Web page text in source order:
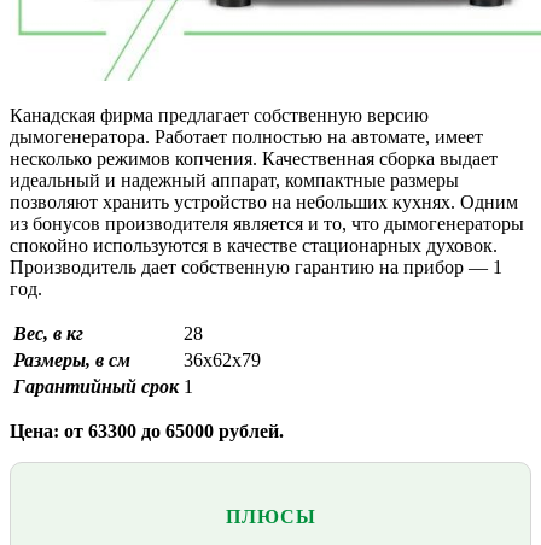
Канадская фирма предлагает собственную версию
дымогенератора. Работает полностью на автомате, имеет
несколько режимов копчения. Качественная сборка выдает
идеальный и надежный аппарат, компактные размеры
позволяют хранить устройство на небольших кухнях. Одним
из бонусов производителя является и то, что дымогенераторы
спокойно используются в качестве стационарных духовок.
Производитель дает собственную гарантию на прибор — 1
год.
Вес, в кг
28
Размеры, в см
36x62x79
Гарантийный срок 1
Цена: от 63300 до 65000 рублей.
ПЛЮСЫ